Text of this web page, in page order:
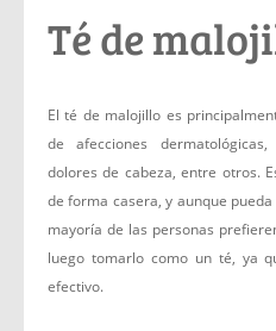
Té de
El té de malojillo es
de afecciones
dolores de cabeza, entre otros.
de forma casera, y aunque
mayoría de las personas
luego tomarlo como un té, ya
efectivo.